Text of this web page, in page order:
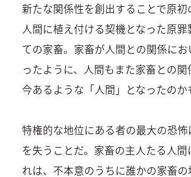
新たな関係性を創出することで原初
人間に植え付ける契機となった原罪
ての家畜。家畜が人間との関係に
ったように、人間もまた家畜との関
今あるような「人間」となったのか
特権的な地位にある者の最大の恐
を失うことだ。家畜の主人たる人間
れは、不本意のうちに誰かの家畜